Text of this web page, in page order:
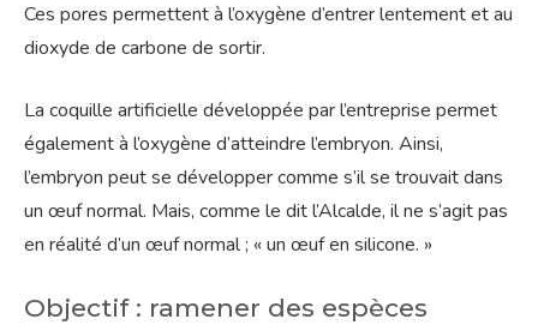
Ces pores permettent à l’oxygène d’entrer lentement et au
dioxyde de carbone de sortir.
La coquille artificielle développée par l’entreprise permet
également à l’oxygène d’atteindre l’embryon. Ainsi,
l’embryon peut se développer comme s’il se trouvait dans
un œuf normal. Mais, comme le dit l’Alcalde, il ne s’agit pas
en réalité d’un œuf normal ; « un œuf en silicone. »
Objectif : ramener des espèces